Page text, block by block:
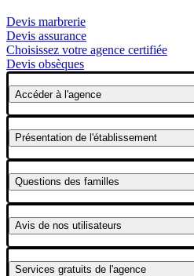
Devis marbrerie
Devis assurance
Choisissez votre agence certifiée
Devis obsèques
Accéderà l'agence
Présentation de l'établissement
Questions des familles
Avis de nos utilisateurs
Services gratuits de l'agence